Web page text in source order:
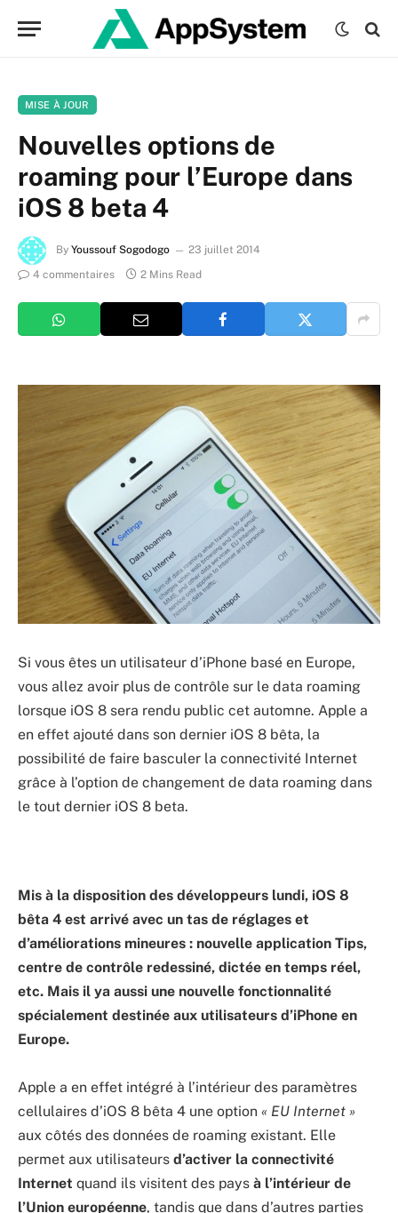
MISE À JOUR
Nouvelles options de
roaming pour l’Europe dans
iOS 8 beta 4
By Youssouf Sogodogo
23 juillet 2014
4 commentaires
2 Mins Read
Si vous êtes un utilisateur d’iPhone basé en Europe,
vous allez avoir plus de contrôle sur le data roaming
lorsque iOS 8 sera rendu public cet automne. Apple a
en effet ajouté dans son dernier iOS 8 bêta, la
possibilité de faire basculer la connectivité Internet
grâce à l’option de changement de data roaming dans
le tout dernier iOS 8 beta.
Mis à la disposition des développeurs lundi, iOS 8
bêta 4 est arrivé avec un tas de réglages et
d’améliorations mineures : nouvelle application Tips,
centre de contrôle redessiné, dictée en temps réel,
etc. Mais il ya aussi une nouvelle fonctionnalité
spécialement destinée aux utilisateurs d’iPhone en
Europe.
Apple a en effet intégré à l’intérieur des paramètres
cellulaires d’iOS 8 bêta 4 une option « EU Internet »
aux côtés des données de roaming existant. Elle
permet aux utilisateurs d’activer la connectivité
Internet quand ils visitent des pays à l’intérieur de
l’Union européenne, tandis que dans d’autres parties